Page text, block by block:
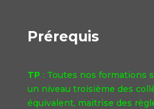
Prérequis
TP: Toutes nos formations
un niveau troisième des
équivalent, maitrise des